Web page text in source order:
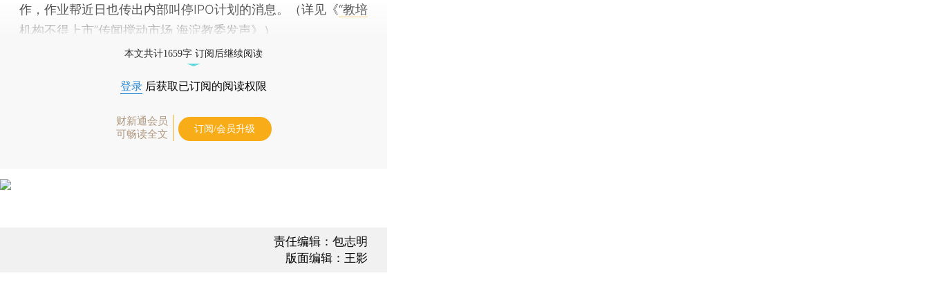
作，作业帮近日也传出内部叫停IPO计划的消息。（详见《“教培
机构不得上市”传闻搅动市场 海淀教委发声》）
本文共计1659字 订阅后继续阅读
登录 后获取已订阅的阅读权限
财新通会员
可畅读全文
订阅/会员升级
责任编辑：包志明
版面编辑：王影